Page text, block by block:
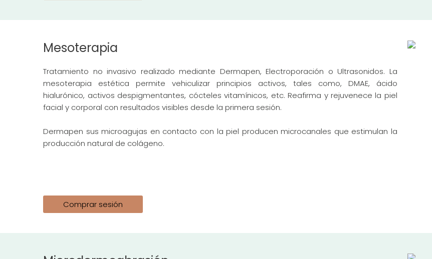
Mesoterapia
Tratamiento no invasivo realizado mediante Dermapen, Electroporación o Ultrasonidos. La
mesoterapia estética permite vehiculizar principios activos, tales como, DMAE, ácido
hialurónico, activos despigmentantes, cócteles vitamínicos, etc. Reafirma y rejuvenece la piel
facial y corporal con resultados visibles desde la primera sesión.
Dermapen sus microagujas en contacto con la piel producen microcanales que estimulan la
producción natural de colágeno.
Comprar sesión